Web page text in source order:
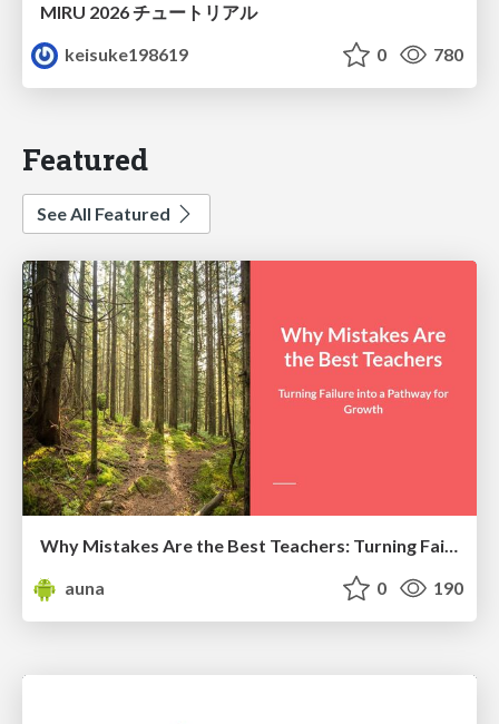
MIRU 2026 チュートリアル
keisuke198619
0 780
Featured
See All Featured
Why Mistakes Are the Best Teachers: Turning Failure into a Pathway for Growth
auna
0 190